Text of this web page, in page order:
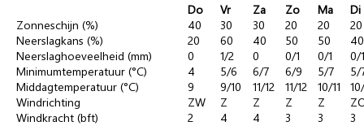
Do Vr Za Zo Ma
Di
Zonneschijn (%)
40 30 30 20 20
20
Neerslagkans (%)
20 60 40 50 50
40
Neerslaghoeveelheid (mm)
0 1/2 0 0/1 0/1
0/1
Minimumtemperatuur (°C)
4 5/6 6/7 6/9 5/7
5/
Middagtemperatuur (°C)
9 9/10 11/12 11/12 10/11
Windrichting
ZW Z Z Z Z
Windkracht (bft)
2 4 4 3 3 3